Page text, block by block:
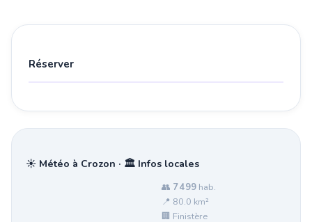
Réserver
☀️ Météo à Crozon · 🏛️ Infos locales
👥 7 499 hab.
📍 80.0 km²
🏢 Finistère